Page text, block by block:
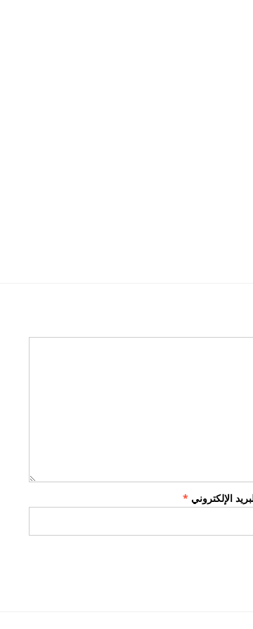
الإلكتروني *